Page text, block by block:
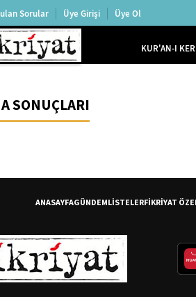
Sorular Üye Girişi Üye Ol
KUR'AN-I
SONUÇLARI
ANASAYFAGÜNDEMLİSTELERFİKRİYAT